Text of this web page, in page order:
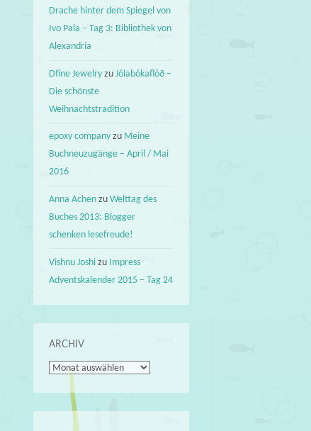
Drache hinter dem Spiegel von
Ivo Pala – Tag 3: Bibliothek von
Alexandria
Dfine Jewelry zuJólabókaflóð –
Die schönste
Weihnachtstradition
epoxy company zu Meine
Buchneuzugänge – April / Mai
2016
Anna Achen zuWelttag des
Buches 2013: Blogger
schenken lesefreude!
Vishnu Joshi zu Impress
Adventskalender 2015 – Tag 24
ARCHIV
Archiv